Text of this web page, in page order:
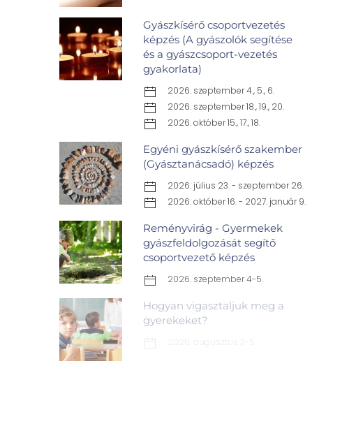
Gyászkísérő csoportvezetés
képzés (A gyászolók segítése
és a gyászcsoport-vezetés
gyakorlata)
2026. szeptember 4., 5., 6.
2026. szeptember 18., 19., 20.
2026. október 15., 17., 18.
Egyéni gyászkísérő szakember
(Gyásztanácsadó) képzés
2026. július 23. - szeptember 26.
2026. október 16. - 2027. január 9.
Reményvirág - Gyermekek
gyászfeldolgozását segítő
csoportvezető képzés
2026. szeptember 4-5.
Hogyan vigasztaljuk meg a
gyerekeket?